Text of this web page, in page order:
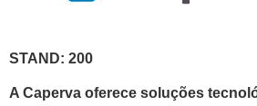
STAND: 200
A Caperva oferece soluções